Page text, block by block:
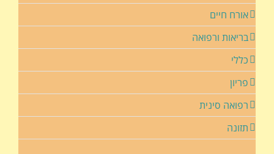
אורח חיים
בריאות ורפואה
כללי
פריון
רפואה סינית
תזונה